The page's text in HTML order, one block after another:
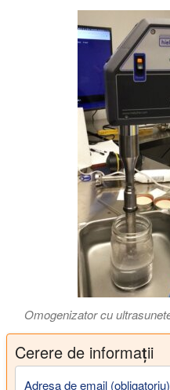
Omogenizator cu
Cerere de informații
Adresa de email (obligatoriu)